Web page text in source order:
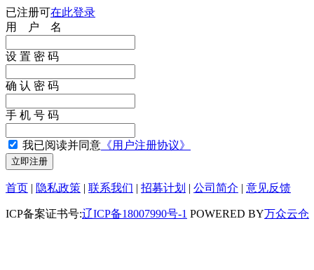
已注册可在此登录
用 户 名
设 置 密 码
确 认 密 码
手 机 号 码
我已阅读并同意 《用户注册协议》
首页 | 隐私政策 | 联系我们 | 招募计划 | 公司简介 | 意见反馈
ICP备案证书号:辽ICP备18007990号-1 POWERED BY万众云仓